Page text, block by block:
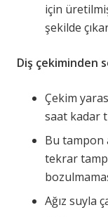
için
şekilde
Diş çekiminden
Çekim
saat kadar
Bu tampon
tekrar
Ağız suyla